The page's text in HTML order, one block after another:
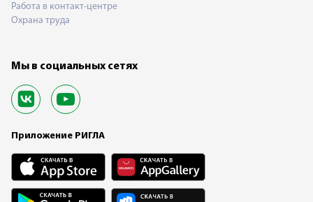
Работа в контакт-центре
Охрана труда
Мы в социальных сетях
Приложение РИГЛА